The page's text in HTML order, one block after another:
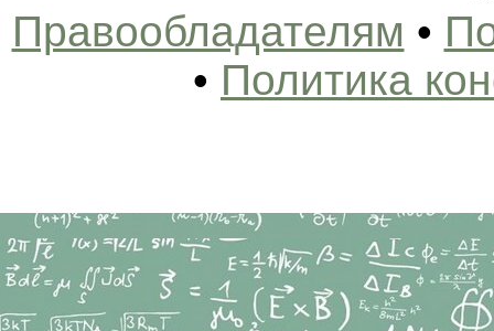
Правообладателям •
• Политика